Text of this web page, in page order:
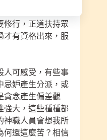
修行，正道扶持眾
才有資格出來，服
人可感受，有些事
忌妒產生分派，或
貪念產生偏差觀
強大，這些種種都
神職人員會想我所
何還這麼苦？相信